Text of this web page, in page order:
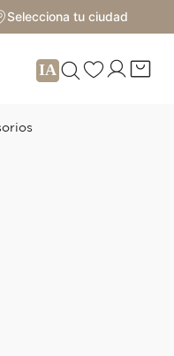
Sale hasta 70%
Selecciona tu ciudad